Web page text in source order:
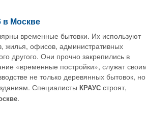
в Москве
временные бытовки. Их используют
жилья, офисов, административных
другого. Они прочно закрепились в
«временные постройки», служат
не только деревянных бытовок, но
Специалисты КРАУС строят,
.